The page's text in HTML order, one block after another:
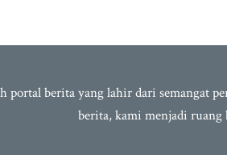
portal berita yang lahir dari semangat
berita, kami menjadi ruang